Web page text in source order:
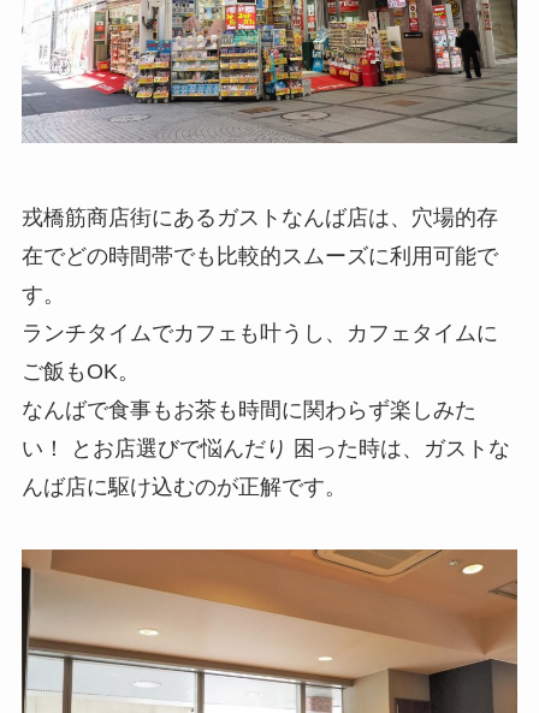
戎橋筋商店街にあるガストなんば店は、穴場的存
在でどの時間帯でも比較的スムーズに利用可能で
す。
ランチタイムでカフェも叶うし、カフェタイムに
ご飯もOK。
なんばで食事もお茶も時間に関わらず楽しみた
い！ とお店選びで悩んだり 困った時は、ガストな
んば店に駆け込むのが正解です。